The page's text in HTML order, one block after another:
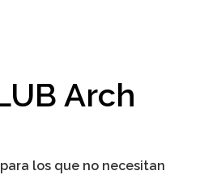
Arch
los que no necesitan